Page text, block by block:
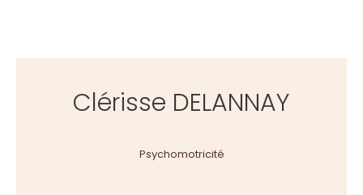
Clérisse DELANNAY
Psychomotricité